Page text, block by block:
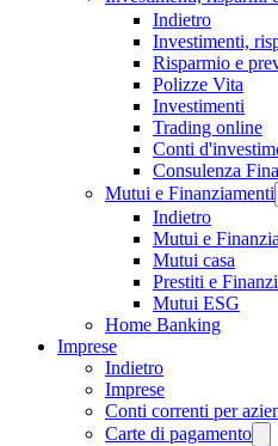
Indietro
Investimenti,
Risparmio e
Polizze Vita
Investimenti
Trading online
Conti
Consulenza
Mutui e Finanziamenti
Indietro
Mutui e
Mutui casa
Prestiti e
Mutui ESG
Home Banking
Imprese
Indietro
Imprese
Conti correnti per
Carte di pagamento